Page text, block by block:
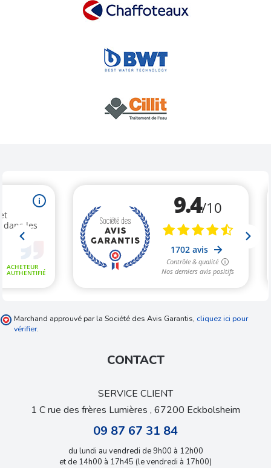
Marchand approuvé par la Société des Avis Garantis, cliquez ici pour
vérifier.
CONTACT
SERVICE CLIENT
1 C rue des frères Lumières , 67200 Eckbolsheim
09 87 67 31 84
du lundi au vendredi de 9h00 à 12h00
et de 14h00 à 17h45 (le vendredi à 17h00)